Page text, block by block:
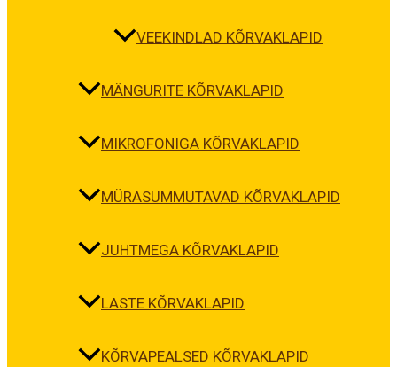
VEEKINDLAD KÕRVAKLAPID
MÄNGURITE KÕRVAKLAPID
MIKROFONIGA KÕRVAKLAPID
MÜRASUMMUTAVAD KÕRVAKLAPID
JUHTMEGA KÕRVAKLAPID
LASTE KÕRVAKLAPID
KÕRVAPEALSED KÕRVAKLAPID